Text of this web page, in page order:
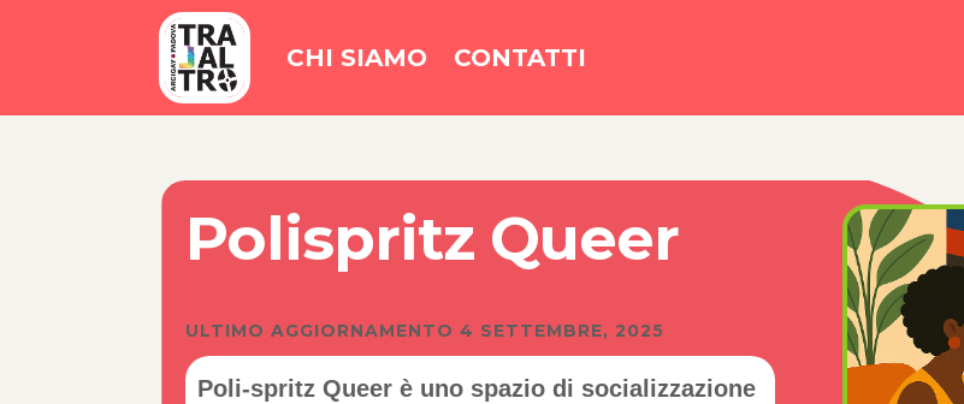
CHI SIAMO CONTATTI
Polispritz Queer
ULTIMO AGGIORNAMENTO 4 SETTEMBRE, 2025
Poli-spritz Queer è uno spazio di socializzazione